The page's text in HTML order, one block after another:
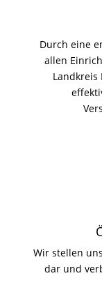
Durch eine
allen
Wir stellen
dar und